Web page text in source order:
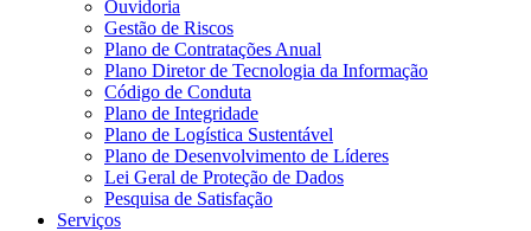
Ouvidoria
Gestão de Riscos
Plano de Contratações Anual
Plano Diretor de Tecnologia da Informação
Código de Conduta
Plano de Integridade
Plano de Logística Sustentável
Plano de Desenvolvimento de Líderes
Lei Geral de Proteção de Dados
Pesquisa de Satisfação
Serviços